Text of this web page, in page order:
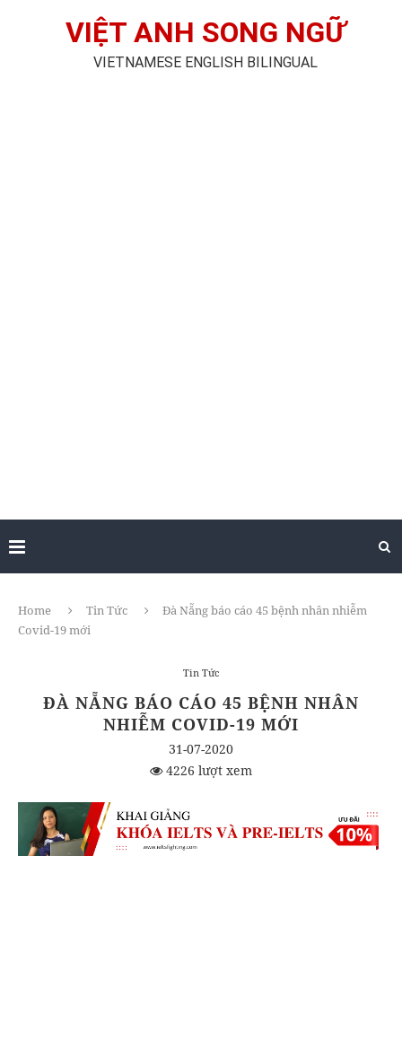
VIỆT ANH SONG NGỮ
VIETNAMESE ENGLISH BILINGUAL
Home Tin Tức
Đà Nẵng báo cáo 45 bệnh nhân nhiễm
Covid-19 mới
Tin Tức
ĐÀ NẴNG BÁO CÁO 45 BỆNH NHÂN
NHIỄM COVID-19 MỚI
31-07-2020
4226 lượt xem